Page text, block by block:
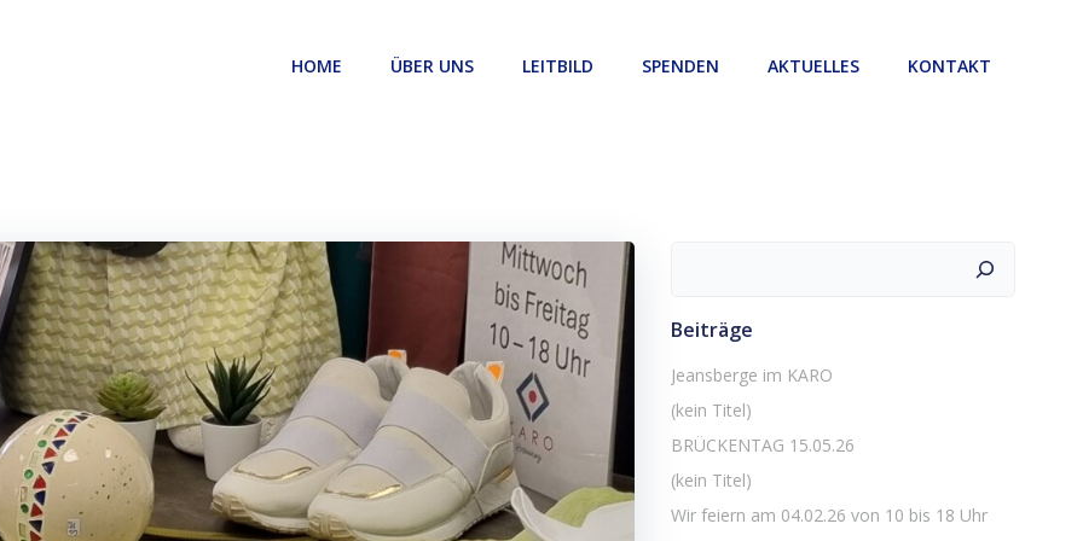
HOME ÜBER UNS LEITBILD SPENDEN AKTUELLES KONTAKT
Beiträge
Jeansberge im KARO
(kein Titel)
BRÜCKENTAG 15.05.26
(kein Titel)
Wir feiern am 04.02.26 von 10 bis 18 Uhr